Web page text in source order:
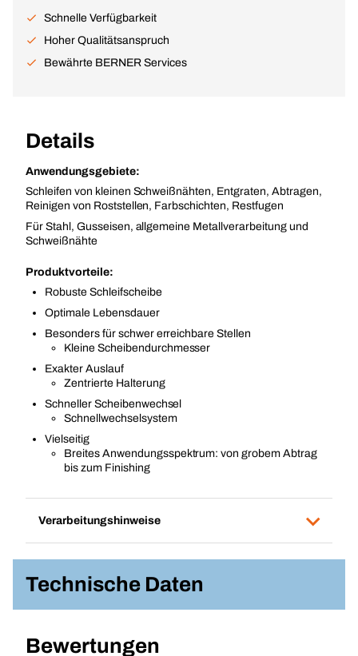
Schnelle Verfügbarkeit
Hoher Qualitätsanspruch
Bewährte BERNER Services
Details
Anwendungsgebiete:
Schleifen von kleinen Schweißnähten, Entgraten, Abtragen,
Reinigen von Roststellen, Farbschichten, Restfugen
Für Stahl, Gusseisen, allgemeine Metallverarbeitung und
Schweißnähte
Produktvorteile:
Robuste Schleifscheibe
Optimale Lebensdauer
Besonders für schwer erreichbare Stellen
Kleine Scheibendurchmesser
Exakter Auslauf
Zentrierte Halterung
Schneller Scheibenwechsel
Schnellwechselsystem
Vielseitig
Breites Anwendungsspektrum: von grobem Abtrag
bis zum Finishing
Verarbeitungshinweise
Technische Daten
Bewertungen